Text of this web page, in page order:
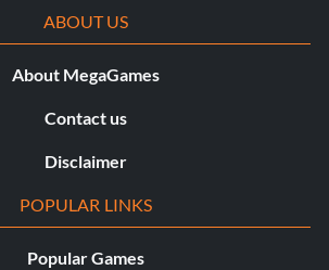
ABOUT US
About MegaGames
Contact us
Disclaimer
POPULAR LINKS
Popular Games